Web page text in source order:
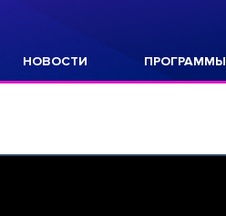
НОВОСТИ ПРОГРАММЫ